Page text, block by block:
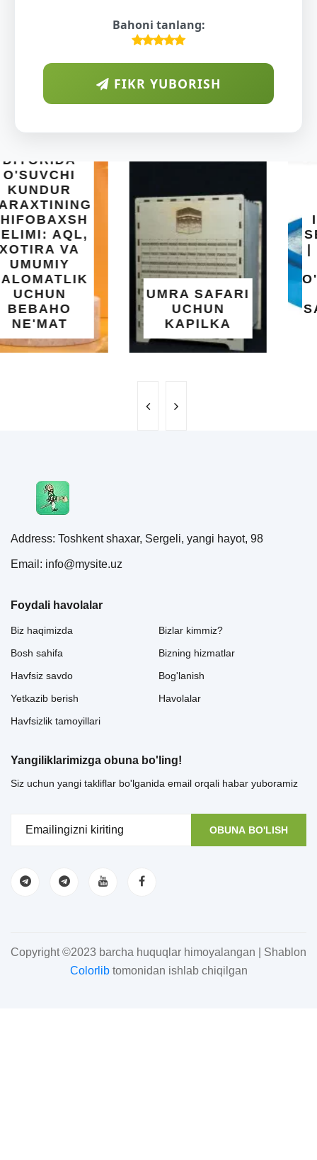
Bahoni tanlang:
FIKR YUBORISH
UMRA SAFARI
UCHUN
KAPILKA
INTEX EASY
SET BASSEYN
| 183X51 SM |
OSON
O'RNATILUVCHI
YOZGI
SALQINLIK VA
MAROQ
Address: Toshkent shaxar, Sergeli, yangi hayot, 98
Email: info@mysite.uz
Foydali havolalar
Biz haqimizda
Bosh sahifa
Havfsiz savdo
Yetkazib berish
Havfsizlik tamoyillari
Bizlar kimmiz?
Bizning hizmatlar
Bog'lanish
Havolalar
Yangiliklarimizga obuna bo'ling!
Siz uchun yangi takliflar bo'lganida email orqali habar yuboramiz
OBUNA BO'LISH
Copyright ©2023 barcha huquqlar himoyalangan | Shablon
Colorlibtomonidan ishlab chiqilgan